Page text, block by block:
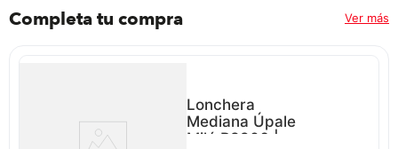
Completa tu compra Ver más
Lonchera
Mediana Úpale
Milé P8906 |